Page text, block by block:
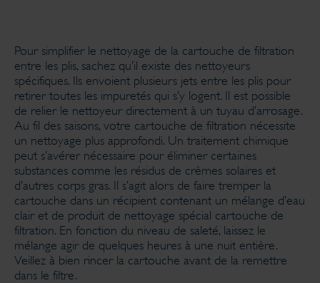
Pour simplifier le nettoyage de la cartouche de filtration
entre les plis, sachez qu’il existe des nettoyeurs
spécifiques. Ils envoient plusieurs jets entre les plis pour
retirer toutes les impuretés qui s’y logent. Il est possible
de relier le nettoyeur directement à un tuyau d’arrosage.
Au fil des saisons, votre cartouche de filtration nécessite
un nettoyage plus approfondi. Un traitement chimique
peut s’avérer nécessaire pour éliminer certaines
substances comme les résidus de crèmes solaires et
d’autres corps gras. Il s’agit alors de faire tremper la
cartouche dans un récipient contenant un mélange d’eau
clair et de produit de nettoyage spécial cartouche de
filtration. En fonction du niveau de saleté, laissez le
mélange agir de quelques heures à une nuit entière.
Veillez à bien rincer la cartouche avant de la remettre
dans le filtre.